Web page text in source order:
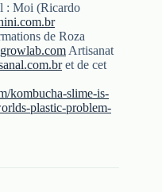
: Moi (Ricardo
de Roza
Artisanat
et de cet
kombucha-slime-is-
plastic-problem-